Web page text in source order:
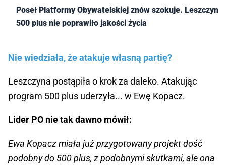
Poseł Platformy Obywatelskiej znów szokuje. Leszczyna:
500 plus nie poprawiło jakości życia
Nie wiedziała, że atakuje własną partię?
Leszczyna postąpiła o krok za daleko. Atakując
program 500 plus uderzyła... w Ewę Kopacz.
Lider PO nie tak dawno mówił:
Ewa Kopacz miała już przygotowany projekt dość
podobny do 500 plus, z podobnymi skutkami, ale ona